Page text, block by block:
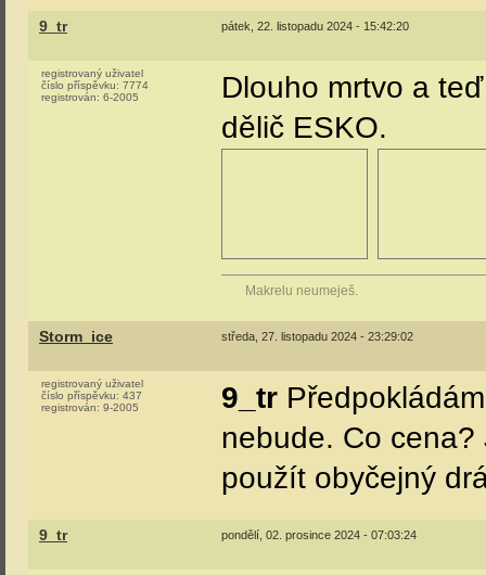
9_tr pátek, 22. listopadu 2024 - 15:42:20
registrovaný uživatel
číslo příspěvku: 7774
registrován: 6-2005
Dlouho mrtvo a
dělič ESKO.
Makrelu neumeješ.
Storm_ice středa, 27. listopadu 2024 - 23:29:02
registrovaný uživatel
číslo příspěvku: 437
registrován: 9-2005 9_tr
nebude. Co
použít obyčejný
9_tr pondělí, 02. prosince 2024 - 07:03:24